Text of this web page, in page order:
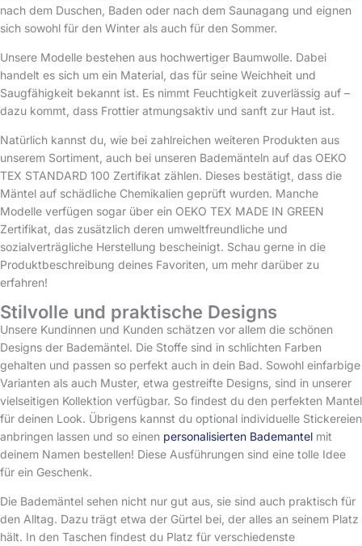
nach dem Duschen, Baden oder nach dem Saunagang und eignen
sich sowohl für den Winter als auch für den Sommer.
Unsere Modelle bestehen aus hochwertiger Baumwolle. Dabei
handelt es sich um ein Material, das für seine Weichheit und
Saugfähigkeit bekannt ist. Es nimmt Feuchtigkeit zuverlässig auf –
dazu kommt, dass Frottier atmungsaktiv und sanft zur Haut ist.
Natürlich kannst du, wie bei zahlreichen weiteren Produkten aus
unserem Sortiment, auch bei unseren Bademänteln auf das OEKO
TEX STANDARD 100 Zertifikat zählen. Dieses bestätigt, dass die
Mäntel auf schädliche Chemikalien geprüft wurden. Manche
Modelle verfügen sogar über ein OEKO TEX MADE IN GREEN
Zertifikat, das zusätzlich deren umweltfreundliche und
sozialverträgliche Herstellung bescheinigt. Schau gerne in die
Produktbeschreibung deines Favoriten, um mehr darüber zu
erfahren!
Stilvolle und praktische Designs
Unsere Kundinnen und Kunden schätzen vor allem die schönen
Designs der Bademäntel. Die Stoffe sind in schlichten Farben
gehalten und passen so perfekt auch in dein Bad. Sowohl einfarbige
Varianten als auch Muster, etwa gestreifte Designs, sind in unserer
vielseitigen Kollektion verfügbar. So findest du den perfekten Mantel
für deinen Look. Übrigens kannst du optional individuelle Stickereien
anbringen lassen und so einen personalisierten Bademantel mit
deinem Namen bestellen! Diese Ausführungen sind eine tolle Idee
für ein Geschenk.
Die Bademäntel sehen nicht nur gut aus, sie sind auch praktisch für
den Alltag. Dazu trägt etwa der Gürtel bei, der alles an seinem Platz
hält. In den Taschen findest du Platz für verschiedenste